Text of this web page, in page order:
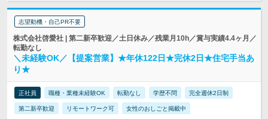
志望動機・自己PR不要
株式会社啓愛社 | 第二新卒歓迎／土日休み／残業月10h／賞与実績4.4ヶ月／
転勤なし
＼未経験OK／【提案営業】★年休122日★完休2日★住宅手当あ
り★
正社員 職種・業種未経験OK 転勤なし 学歴不問 完全週休2日制
第二新卒歓迎 リモートワーク可 女性のおしごと掲載中